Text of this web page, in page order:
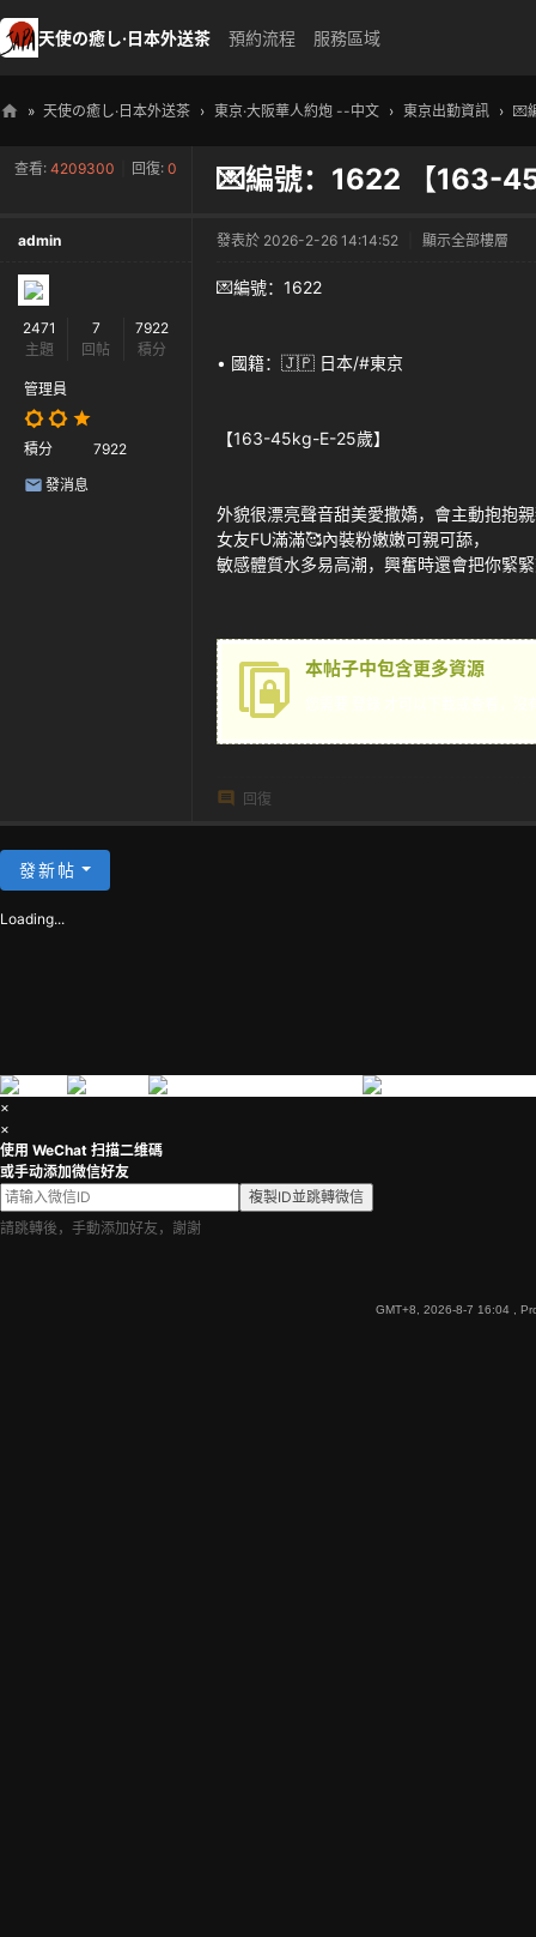
天使の癒し·日本外送茶 預約流程 服務區域
使
癒
» 天使の癒し·日本外送茶 › 東京·大阪華人約炮 --中文 › 東京出勤資訊 › 💌
查看: 4209300 回復: 0 💌編號：1622 【163-
admin
2471
主題
7
回帖
7922
積分
管理員
積分 7922
發消息
發表於 2026-2-26 14:14:52 顯示全部樓層
💌編號：1622
• 國籍：🇯🇵 日本/#東京
【163-45kg-E-25歲】
外貌很漂亮聲音甜美愛撒嬌，會主動抱抱
女友FU滿滿🥰內裝粉嫩嫩可親可舔，
敏感體質水多易高潮，興奮時還會把你緊
本帖子中包含更多資源
回復
發新帖
Loading...
×
×
使用 WeChat 扫描二维碼
或手动添加微信好友
複製ID並跳轉微信
請跳轉後，手動添加好友，謝謝
GMT+8, 2026-8-7 16:04,